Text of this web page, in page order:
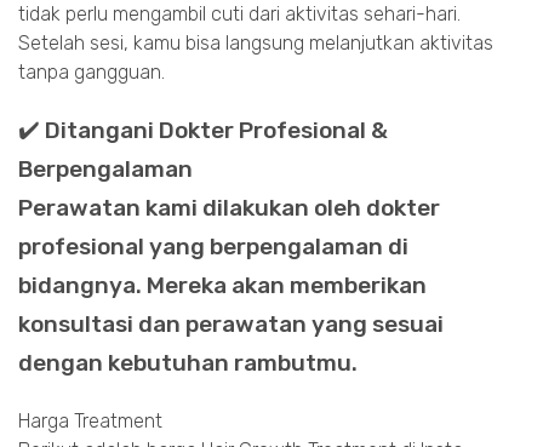
tidak perlu mengambil cuti dari aktivitas sehari-hari.
Setelah sesi, kamu bisa langsung melanjutkan aktivitas
tanpa gangguan.
✔️ Ditangani Dokter Profesional &
Berpengalaman
Perawatan kami dilakukan oleh dokter
profesional yang berpengalaman di
bidangnya. Mereka akan memberikan
konsultasi dan perawatan yang sesuai
dengan kebutuhan rambutmu.
Harga Treatment